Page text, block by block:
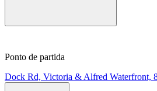
Ponto de partida
Dock Rd, Victoria & Alfred Waterfront,